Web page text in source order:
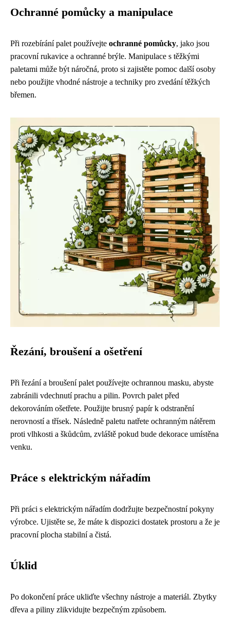
Ochranné pomůcky a manipulace
Při rozebírání palet používejte ochranné pomůcky, jako jsou
pracovní rukavice a ochranné brýle. Manipulace s těžkými
paletami může být náročná, proto si zajistěte pomoc další osoby
nebo použijte vhodné nástroje a techniky pro zvedání těžkých
břemen.
Řezání, broušení a ošetření
Při řezání a broušení palet používejte ochrannou masku, abyste
zabránili vdechnutí prachu a pilin. Povrch palet před
dekorováním ošetřete. Použijte brusný papír k odstranění
nerovností a třísek. Následně paletu natřete ochranným nátěrem
proti vlhkosti a škůdcům, zvláště pokud bude dekorace umístěna
venku.
Práce s elektrickým nářadím
Při práci s elektrickým nářadím dodržujte bezpečnostní pokyny
výrobce. Ujistěte se, že máte k dispozici dostatek prostoru a že je
pracovní plocha stabilní a čistá.
Úklid
Po dokončení práce ukliďte všechny nástroje a materiál. Zbytky
dřeva a piliny zlikvidujte bezpečným způsobem.